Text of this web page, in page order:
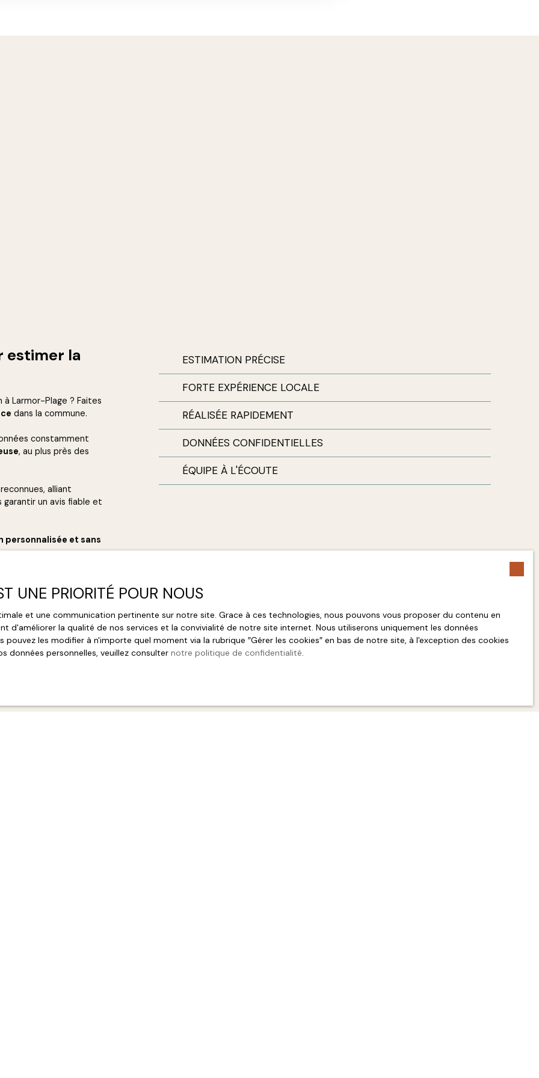
estimer la
Larmor-Plage ? Faites
dans la commune.
constamment
, au plus près des
alliant
un avis fiable et
personnalisée et sans
ESTIMATION PRÉCISE
FORTE EXPÉRIENCE LOCALE
RÉALISÉE RAPIDEMENT
DONNÉES CONFIDENTIELLES
ÉQUIPE À L'ÉCOUTE
UNE PRIORITÉ POUR NOUS
et une communication pertinente sur notre site. Grace à ces technologies, nous pouvons vous proposer du contenu en
la qualité de nos services et la convivialité de notre site internet. Nous utiliserons uniquement les données
les modifier à n'importe quel moment via la rubrique ″Gérer les cookies″ en bas de notre site, à l'exception des cookies
données personnelles, veuillez consulter notre politique de confidentialité.